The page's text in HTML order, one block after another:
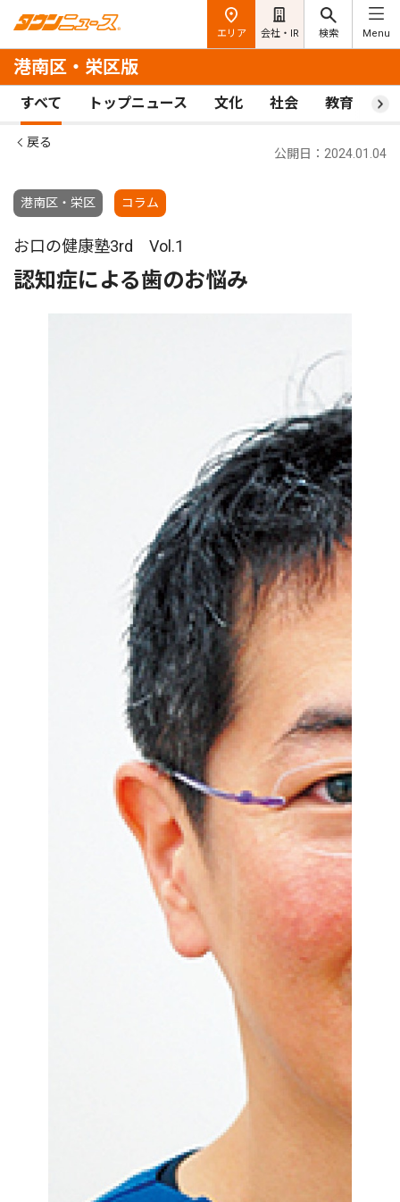
エリア 会社・IR 検索 Menu
港南区・栄区版
すべて トップニュース 文化 社会 教育 ス
戻る
港南区・栄区 コラム
公開日：2024.01.04
お口の健康塾3rd Vol.1
認知症による歯のお悩み